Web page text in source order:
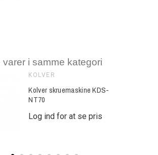
varer i samme kategori
KOLVER
Kolver skruemaskine KDS-
NT70
Log ind for at se pris